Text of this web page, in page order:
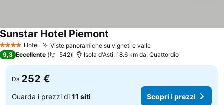
4 Stelle Hotel Viste panoramiche su vigneti e valleScopri i prezzi
Sunstar Hotel Piemont
9,3 Eccellente 542 Isola d'Asti, 18.6 km da: Quattordio
Da 252 €
Guarda i prezzi di 11 siti Scopri i prezzi